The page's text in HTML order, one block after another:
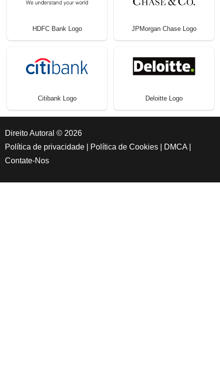
HDFC Bank Logo JPMorgan Chase Logo
Citibank Logo Deloitte Logo
Direito Autoral © 2026
Política de privacidade
Política de Cookies DMCA
Contate-Nos